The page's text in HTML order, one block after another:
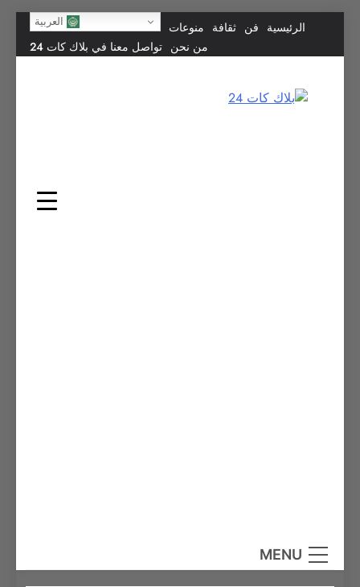
content
الرئيسية فن ثقافة منوعات العربية
من نحن تواصل معنا في بلاك كات 24
MENU